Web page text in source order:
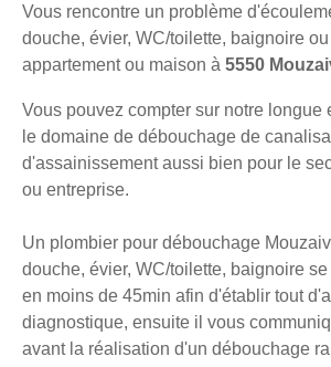
Vous rencontre un problème
douche, évier, WC/toilette, baignoire
appartement ou maison à 5550
Vous pouvez compter sur notre longue
le domaine de débouchage de
d'assainissement aussi bien pour le
ou entreprise.
Un plombier pour débouchage
douche, évier, WC/toilette, baignoire
en moins de 45min afin d'établir tout
diagnostique, ensuite il vous
avant la réalisation d'un débouchage